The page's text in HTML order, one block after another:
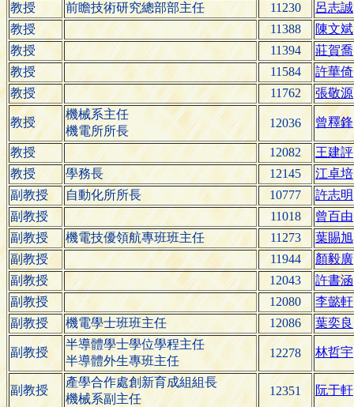
教授
前瞻技術研究總部部主任 11230
呂志誠
教授
11388
陳文斌
教授
11394
莊賀喬
教授
11584
許華倚
教授
11762 張敬源
教授
機械系主任
機電所所長
12036 曾釋鋒
教授 12082
王建評
教授
學務長 12145
江卓培
副教授
自動化所所長 10777
許志明
副教授
11018
曾百由
副教授
機電技優領航專班班主任 11273
葉賜旭
副教授
11944
顏毅廣
副教授
12043
許書涵
副教授
12080
李懿軒
副教授
機電學士班班主任 12086 葉奕良
副教授
半導體學士學位學程主任
半導體外生專班主任
12278 林哲宇
副教授
產學合作處創新育成組組長
機械系副主任
12351 阮于軒